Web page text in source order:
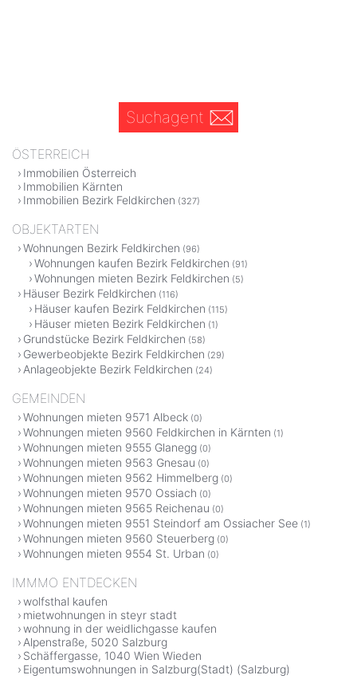
Suchagent
ÖSTERREICH
Immobilien Österreich
Immobilien Kärnten
Immobilien Bezirk Feldkirchen (327)
OBJEKTARTEN
Wohnungen Bezirk Feldkirchen (96)
Wohnungen kaufen Bezirk Feldkirchen (91)
Wohnungen mieten Bezirk Feldkirchen (5)
Häuser Bezirk Feldkirchen (116)
Häuser kaufen Bezirk Feldkirchen (115)
Häuser mieten Bezirk Feldkirchen (1)
Grundstücke Bezirk Feldkirchen (58)
Gewerbeobjekte Bezirk Feldkirchen (29)
Anlageobjekte Bezirk Feldkirchen (24)
GEMEINDEN
Wohnungen mieten 9571 Albeck (0)
Wohnungen mieten 9560 Feldkirchen in Kärnten (1)
Wohnungen mieten 9555 Glanegg (0)
Wohnungen mieten 9563 Gnesau (0)
Wohnungen mieten 9562 Himmelberg (0)
Wohnungen mieten 9570 Ossiach (0)
Wohnungen mieten 9565 Reichenau (0)
Wohnungen mieten 9551 Steindorf am Ossiacher See (1)
Wohnungen mieten 9560 Steuerberg (0)
Wohnungen mieten 9554 St. Urban (0)
IMMMO ENTDECKEN
wolfsthal kaufen
mietwohnungen in steyr stadt
wohnung in der weidlichgasse kaufen
Alpenstraße, 5020 Salzburg
Schäffergasse, 1040 Wien Wieden
Eigentumswohnungen in Salzburg(Stadt) (Salzburg)